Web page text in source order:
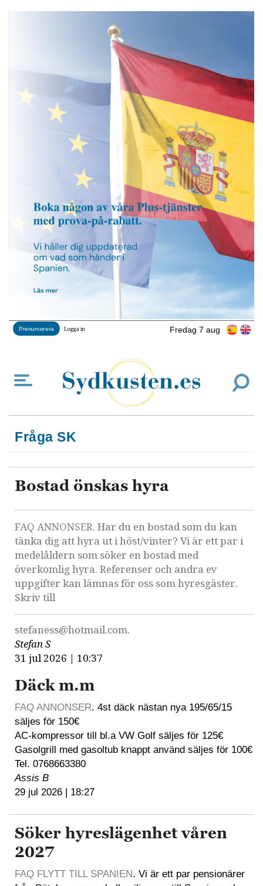
Fredag 7 aug
Prenumerera Logga in
Fråga SK
Bostad önskas hyra
FAQ ANNONSER. Har du en bostad som du kan
tänka dig att hyra ut i höst/vinter? Vi är ett par i
medelåldern som söker en bostad med
överkomlig hyra. Referenser och andra ev
uppgifter kan lämnas för oss som hyresgäster.
Skriv till
stefaness@hotmail.com.
Stefan S
31 jul 2026 | 10:37
Däck m.m
FAQ ANNONSER. 4st däck nästan nya 195/65/15
säljes för 150€
AC-kompressor till bl.a VW Golf säljes för 125€
Gasolgrill med gasoltub knappt använd säljes för 100€
Tel. 0768663380
Assis B
29 jul 2026 | 18:27
Söker hyreslägenhet våren
2027
FAQ FLYTT TILL SPANIEN. Vi är ett par pensionärer